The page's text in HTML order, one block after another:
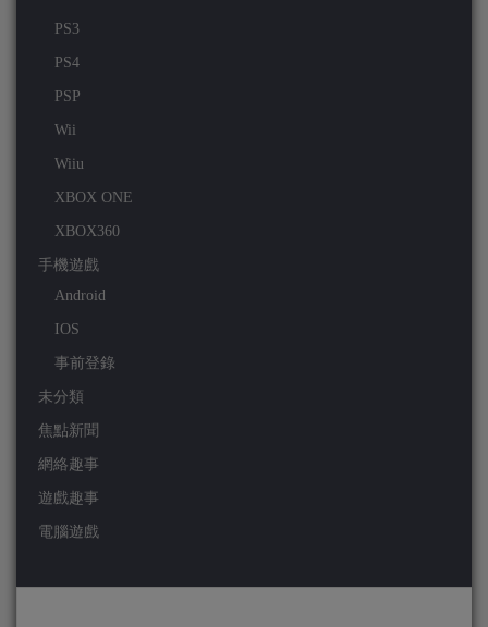
PS3
PS4
PSP
Wii
Wiiu
XBOX ONE
XBOX360
手機遊戲
Android
IOS
事前登錄
未分類
焦點新聞
網絡趣事
遊戲趣事
電腦遊戲